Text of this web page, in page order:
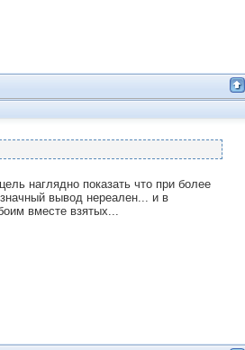
наглядно показать что при более
вывод нереален... и в
вместе взятых...